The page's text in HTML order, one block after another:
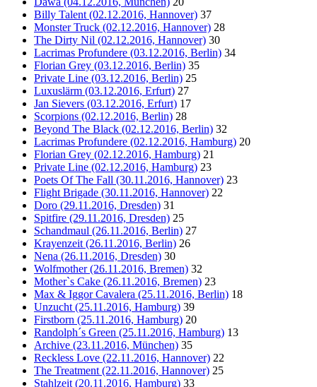
Billy Talent (02.12.2016, Hannover) 37
Monster Truck (02.12.2016, Hannover) 28
The Dirty Nil (02.12.2016, Hannover) 30
Lacrimas Profundere (03.12.2016, Berlin) 34
Florian Grey (03.12.2016, Berlin) 35
Private Line (03.12.2016, Berlin) 25
Luxuslärm (03.12.2016, Erfurt) 27
Jan Sievers (03.12.2016, Erfurt) 17
Scorpions (02.12.2016, Berlin) 28
Beyond The Black (02.12.2016, Berlin) 32
Lacrimas Profundere (02.12.2016, Hamburg) 20
Florian Grey (02.12.2016, Hamburg) 21
Private Line (02.12.2016, Hamburg) 23
Poets Of The Fall (30.11.2016, Hannover) 23
Flight Brigade (30.11.2016, Hannover) 22
Doro (29.11.2016, Dresden) 31
Spitfire (29.11.2016, Dresden) 25
Schandmaul (26.11.2016, Berlin) 27
Krayenzeit (26.11.2016, Berlin) 26
Nena (26.11.2016, Dresden) 30
Wolfmother (26.11.2016, Bremen) 32
Mother`s Cake (26.11.2016, Bremen) 23
Max & Iggor Cavalera (25.11.2016, Berlin) 18
Unzucht (25.11.2016, Hamburg) 39
Firstborn (25.11.2016, Hamburg) 20
Randolph´s Green (25.11.2016, Hamburg) 13
Archive (23.11.2016, München) 35
Reckless Love (22.11.2016, Hannover) 22
The Treatment (22.11.2016, Hannover) 25
Stahlzeit (20.11.2016, Hamburg) 33